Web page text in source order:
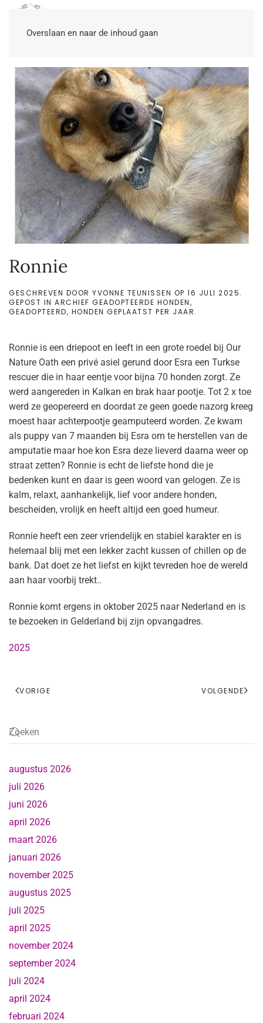
Overslaan en naar de inhoud gaan
Ronnie
GESCHREVEN DOOR YVONNE TEUNISSEN OP 16 JULI 2025.
GEPOST IN ARCHIEF GEADOPTEERDE HONDEN,
GEADOPTEERD, HONDEN GEPLAATST PER JAAR.
Ronnie is een driepoot en leeft in een grote roedel bij Our
Nature Oath een privé asiel gerund door Esra een Turkse
rescuer die in haar eentje voor bijna 70 honden zorgt. Ze
werd aangereden in Kalkan en brak haar pootje. Tot 2 x toe
werd ze geopereerd en doordat ze geen goede nazorg kreeg
moest haar achterpootje geamputeerd worden. Ze kwam
als puppy van 7 maanden bij Esra om te herstellen van de
amputatie maar hoe kon Esra deze lieverd daarna weer op
straat zetten? Ronnie is echt de liefste hond die je
bedenken kunt en daar is geen woord van gelogen. Ze is
kalm, relaxt, aanhankelijk, lief voor andere honden,
bescheiden, vrolijk en heeft altijd een goed humeur.
Ronnie heeft een zeer vriendelijk en stabiel karakter en is
helemaal blij met een lekker zacht kussen of chillen op de
bank. Dat doet ze het liefst en kijkt tevreden hoe de wereld
aan haar voorbij trekt..
Ronnie komt ergens in oktober 2025 naar Nederland en is
te bezoeken in Gelderland bij zijn opvangadres.
2025
VORIGE VOLGENDE
augustus 2026
juli 2026
juni 2026
april 2026
maart 2026
januari 2026
november 2025
augustus 2025
juli 2025
april 2025
november 2024
september 2024
juli 2024
april 2024
februari 2024